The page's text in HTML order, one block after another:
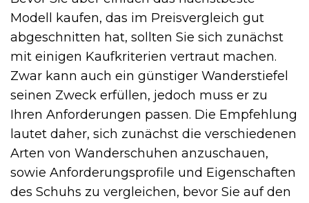
Modell kaufen, das im Preisvergleich gut
abgeschnitten hat, sollten Sie sich zunächst
mit einigen Kaufkriterien vertraut machen.
Zwar kann auch ein günstiger Wanderstiefel
seinen Zweck erfüllen, jedoch muss er zu
Ihren Anforderungen passen. Die Empfehlung
lautet daher, sich zunächst die verschiedenen
Arten von Wanderschuhen anzuschauen,
sowie Anforderungsprofile und Eigenschaften
des Schuhs zu vergleichen, bevor Sie auf den